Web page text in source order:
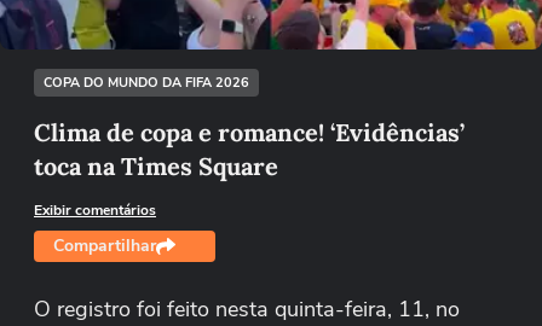
COPA DO MUNDO DA FIFA 2026
Clima de copa e romance! ‘Evidências’
toca na Times Square
Exibir comentários
Compartilhar
O registro foi feito nesta quinta-feira, 11, no